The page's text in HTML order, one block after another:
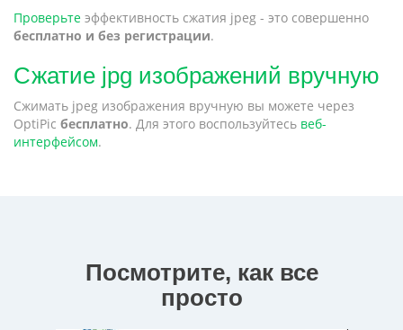
Проверьте эффективность сжатия jpeg - это совершенно
бесплатно и без регистрации.
Сжатие jpg изображений вручную
Сжимать jpeg изображения вручную вы можете через
OptiPic бесплатно. Для этого воспользуйтесь веб-
интерфейсом.
Посмотрите, как все
просто